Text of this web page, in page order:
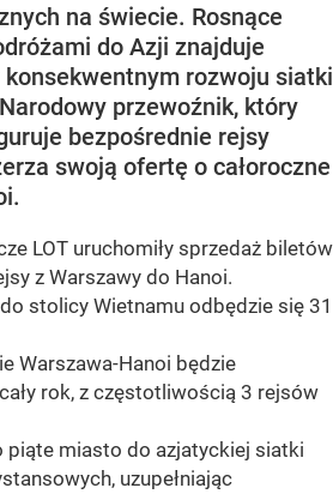
na świecie. Rosnące
do Azji znajduje
rozwoju siatki
przewoźnik, który
bezpośrednie rejsy
swoją ofertę o całoroczne
LOT uruchomiły sprzedaż biletów
z Warszawy do Hanoi.
stolicy Wietnamu odbędzie się 31
Warszawa-Hanoi będzie
rok, z częstotliwością 3 rejsów
piąte miasto do azjatyckiej siatki
uzupełniając